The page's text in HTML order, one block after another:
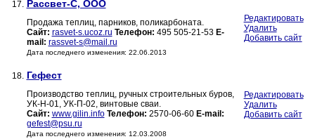
17. Рассвет-С, ООО
Продажа теплиц, парников, поликарбоната.
Сайт: rasvet-s.ucoz.ru Телефон: 495 505-21-53 E-
mail: rassvet-s@mail.ru
Дата последнего изменения: 22.06.2013
Редактировать
Удалить
Добавить сайт
18. Гефест
Производство теплиц, ручных строительных буров,
УК-Н-01, УК-П-02, винтовые сваи.
Сайт: www.gilin.info Телефон: 2570-06-60 E-mail:
gefest@psu.ru
Дата последнего изменения: 12.03.2008
Редактировать
Удалить
Добавить сайт